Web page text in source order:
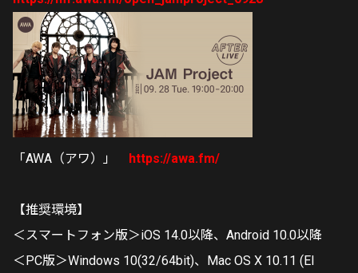
「AWA（アワ）」 https://awa.fm/
【推奨環境】
＜スマートフォン版＞iOS 14.0以降、Android 10.0以降
＜PC版＞Windows 10(32/64bit)、Mac OS X 10.11 (El